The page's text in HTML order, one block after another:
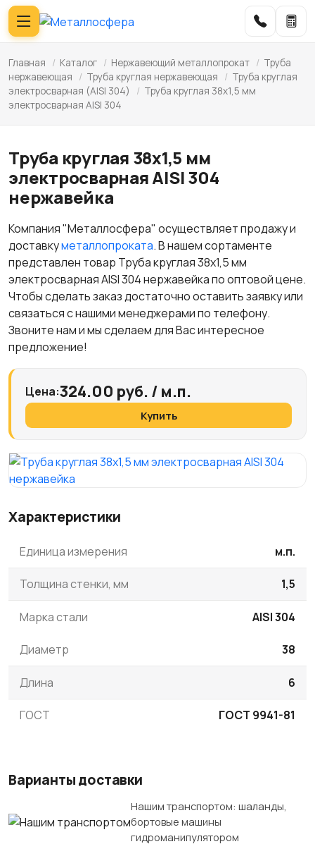
Главная / Каталог / Нержавеющий металлопрокат / Труба
нержавеющая
/ Труба круглая нержавеющая / Труба круглая
электросварная (AISI 304)
/ Труба круглая 38х1,5 мм
электросварная AISI 304
Труба круглая 38х1,5 мм
электросварная AISI 304
нержавейка
Компания "Металлосфера" осуществляет продажу и
доставкуметаллопроката. В нашем сортаменте
представлен товар Труба круглая 38х1,5 мм
электросварная AISI 304 нержавейка по оптовой цене.
Чтобы сделать заказ достаточно оставить заявку или
связаться с нашими менеджерами по телефону.
Звоните нам и мы сделаем для Вас интересное
предложение!
Цена:324.00 руб. / м.п.
Купить
Характеристики
Единица измерения м.п.
Толщина стенки, мм 1,5
Марка стали AISI 304
Диаметр 38
Длина 6
ГОСТ ГОСТ 9941-81
Варианты доставки
Нашим транспортом: шаланды,
бортовые машины
гидроманипулятором